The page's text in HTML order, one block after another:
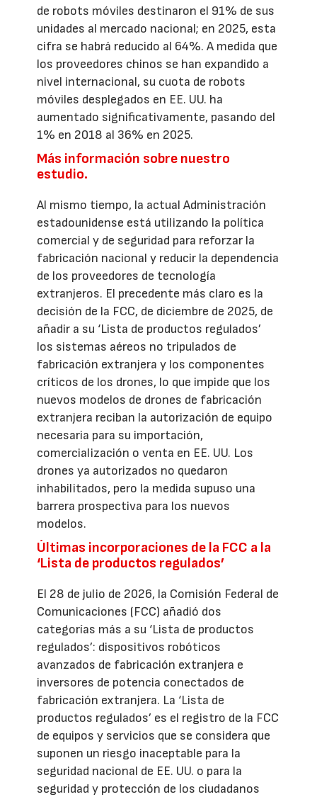
de robots móviles destinaron el 91% de sus
unidades al mercado nacional; en 2025, esta
cifra se habrá reducido al 64%. A medida que
los proveedores chinos se han expandido a
nivel internacional, su cuota de robots
móviles desplegados en EE. UU. ha
aumentado significativamente, pasando del
1% en 2018 al 36% en 2025.
Más información sobre nuestro
estudio.
Al mismo tiempo, la actual Administración
estadounidense está utilizando la política
comercial y de seguridad para reforzar la
fabricación nacional y reducir la dependencia
de los proveedores de tecnología
extranjeros. El precedente más claro es la
decisión de la FCC, de diciembre de 2025, de
añadir a su ‘Lista de productos regulados’
los sistemas aéreos no tripulados de
fabricación extranjera y los componentes
críticos de los drones, lo que impide que los
nuevos modelos de drones de fabricación
extranjera reciban la autorización de equipo
necesaria para su importación,
comercialización o venta en EE. UU. Los
drones ya autorizados no quedaron
inhabilitados, pero la medida supuso una
barrera prospectiva para los nuevos
modelos.
Últimas incorporaciones de la FCC a la
‘Lista de productos regulados’
El 28 de julio de 2026, la Comisión Federal de
Comunicaciones (FCC) añadió dos
categorías más a su ‘Lista de productos
regulados’: dispositivos robóticos
avanzados de fabricación extranjera e
inversores de potencia conectados de
fabricación extranjera. La ‘Lista de
productos regulados’ es el registro de la FCC
de equipos y servicios que se considera que
suponen un riesgo inaceptable para la
seguridad nacional de EE. UU. o para la
seguridad y protección de los ciudadanos